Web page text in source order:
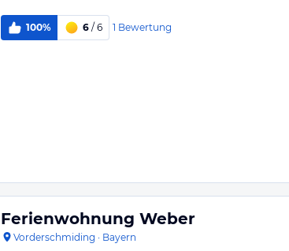
100% 6 / 6 1 Bewertung
Ferienwohnung Weber
Vorderschmiding · Bayern